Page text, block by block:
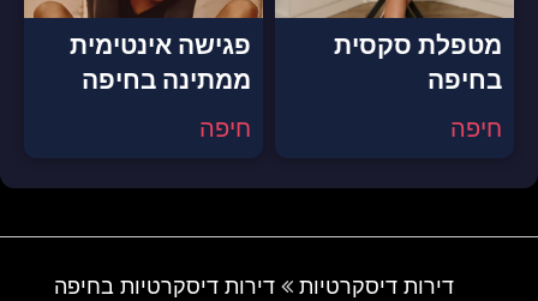
מטפלת סקסית
בחיפה
חיפה
פגישה אינטימית
ממתינה בחיפה
חיפה
דירות דיסקרטיות דירות דיסקרטיות בחיפה